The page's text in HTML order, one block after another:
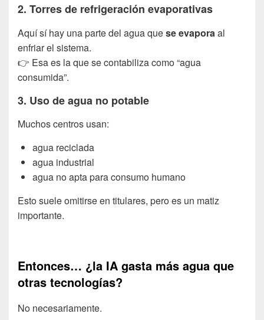
2. Torres de refrigeración evaporativas
Aquí sí hay una parte del agua quese evapora al
enfriar el sistema.
👉 Esa es la que se contabiliza como “agua
consumida”.
3. Uso de agua no potable
Muchos centros usan:
agua reciclada
agua industrial
agua no apta para consumo humano
Esto suele omitirse en titulares, pero es un matiz
importante.
Entonces… ¿la IA gasta más agua que
otras tecnologías?
No necesariamente.